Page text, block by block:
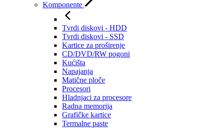
Komponente
Tvrdi diskovi - HDD
Tvrdi diskovi - SSD
Kartice za proširenje
CD/DVD/RW pogoni
Kućišta
Napajanja
Matične ploče
Procesori
Hladnjaci za procesore
Radna memorija
Grafičke kartice
Termalne paste